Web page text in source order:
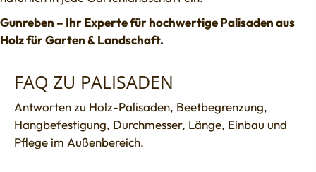
Gunreben – Ihr Experte für hochwertige Palisaden aus
Holz für Garten & Landschaft.
FAQ ZU PALISADEN
Antworten zu Holz-Palisaden, Beetbegrenzung,
Hangbefestigung, Durchmesser, Länge, Einbau und
Pflege im Außenbereich.